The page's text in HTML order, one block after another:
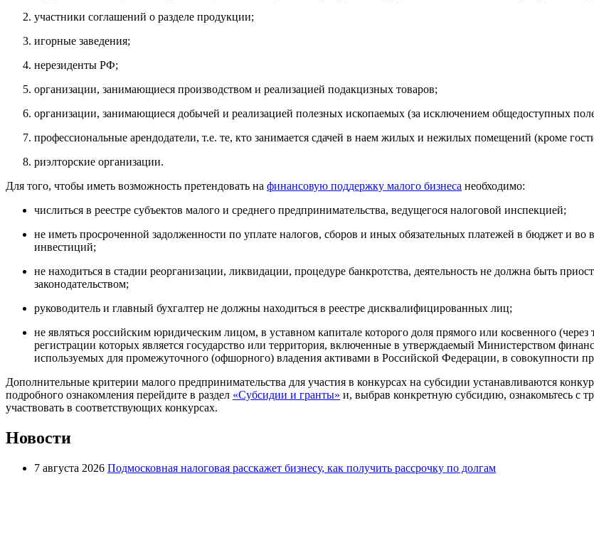
участники соглашений о разделе продукции;
игорные заведения;
нерезиденты РФ;
организации, занимающиеся производством и реализацией подакцизных товаров;
организации, занимающиеся добычей и реализацией полезных ископаемых (за исключением общедоступных
профессиональные арендодатели, т.е. те, кто занимается сдачей в наем жилых и нежилых помещений (кроме
риэлторские организации.
Для того, чтобы иметь возможность претендовать на финансовую поддержку малого бизнеса необходимо:
числиться в реестре субъектов малого и среднего предпринимательства, ведущегося налоговой инспекцией;
не иметь просроченной задолженности по уплате налогов, сборов и иных обязательных платежей в бюджет и
инвестиций;
не находиться в стадии реорганизации, ликвидации, процедуре банкротства, деятельность не должна быть
законодательством;
руководитель и главный бухгалтер не должны находиться в реестре дисквалифицированных лиц;
не являться российским юридическим лицом, в уставном капитале которого доля прямого или косвенного
регистрации которых является государство или территория, включенные в утверждаемый Министерством
используемых для промежуточного (офшорного) владения активами в Российской Федерации, в совокупности
Дополнительные критерии малого предпринимательства для участия в конкурсах на субсидии устанавливаются
подробного ознакомления перейдите в раздел «Субсидии и гранты» и, выбрав конкретную субсидию, ознакомьтесь с
участвовать в соответствующих конкурсах.
Новости
7 августа 2026 Подмосковная налоговая расскажет бизнесу, как получить рассрочку по долгам